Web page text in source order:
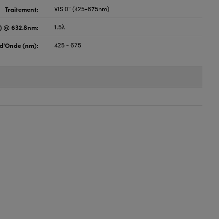
Traitement: VIS 0° (425-675nm)
@ 632.8nm: 1.5λ
(nm): 425 - 675